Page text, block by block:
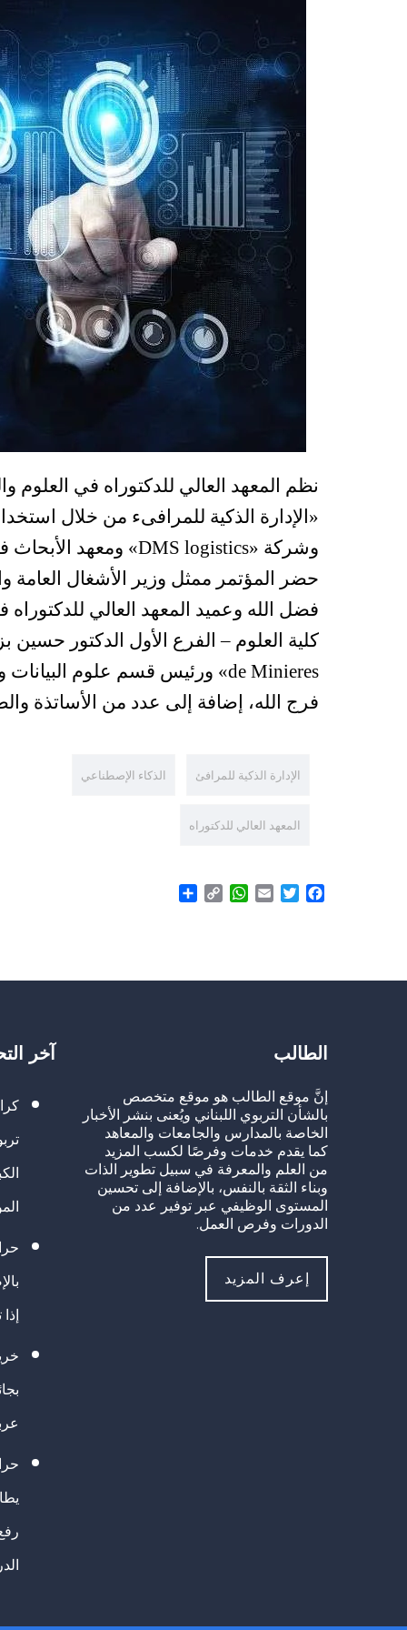
نظم المعهد العالي للدكتوراه في العلوم
«الإدارة الذكية للمرافىء من خلال
وشركة «DMS logistics» ومعهد الأبحاث في «École des mines de Saint-Étienne».
حضر المؤتمر ممثل وزير الأشغال
فضل الله وعميد المعهد العالي للدكتوراه
فرج الله، إضافة إلى عدد من الأساتذة
الإدارة الذكية للمرافئ الذكاء الإصطناعي
المعهد العالي للدكتوراه
Facebook
Twitter
Email
WhatsApp
Copy
الطالب
إنَّ موقع الطالب هو موقع متخصص
بالشأن التربوي اللبناني ويُعنى بنشر الأخبار
الخاصة بالمدارس والجامعات والمعاهد
كما يقدم خدمات وفرصًا لكسب المزيد
من العلم والمعرفة في سبيل تطوير الذات
وبناء الثقة بالنفس، بالإضافة إلى تحسين
المستوى الوظيفي عبر توفير عدد من
الدورات وفرص العمل.
إعرف المزيد
آخر